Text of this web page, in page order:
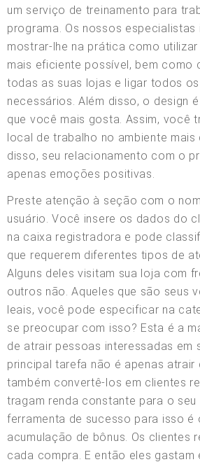
um serviço de treinamento para
programa. Os nossos especialistas
mostrar-lhe na prática como
mais eficiente possível, bem como
todas as suas lojas e ligar todos
necessários. Além disso, o design
que você mais gosta. Assim, você
local de trabalho no ambiente
disso, seu relacionamento com o
apenas emoções positivas.
Preste atenção à seção com o
usuário. Você insere os dados do
na caixa registradora e pode
que requerem diferentes tipos de
Alguns deles visitam sua loja com
outros não. Aqueles que são seus
leais, você pode especificar na
se preocupar com isso? Esta é a
de atrair pessoas interessadas em
principal tarefa não é apenas atrair
também convertê-los em clientes
tragam renda constante para o seu
ferramenta de sucesso para isso é
acumulação de bônus. Os clientes
cada compra. E então eles gastam